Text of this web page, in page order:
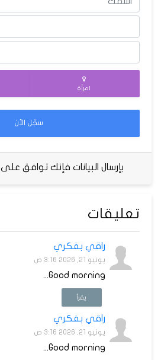
امرأة
سجّل الآن
بإرسال البيانات فإنك توافق على
تعليقات
راقي بفكري
يونيو 21, 2026 3:16 ص
Good morning...
يقرأ
راقي بفكري
يونيو 21, 2026 3:16 ص
Good morning...